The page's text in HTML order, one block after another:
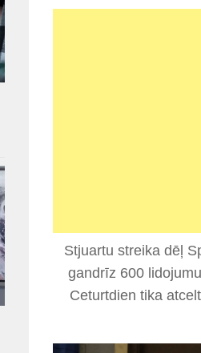
Stjuartu streika dēļ
gandrīz 600
Ceturtdien tika